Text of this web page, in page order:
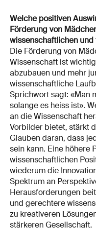
Welche positiven
Förderung von
wissenschaftlichen
Die Förderung von
Wissenschaft ist
abzubauen und mehr
wissenschaftliche
Sprichwort sagt: «Man
solange es heiss ist».
an die Wissenschaft
Vorbilder bietet, stärkt
Glauben daran, dass
sein kann. Eine höhere
wissenschaftlichen
wiederum die
Spektrum an
Herausforderungen
und gerechtere
zu kreativeren
stärkeren Gesellschaft.